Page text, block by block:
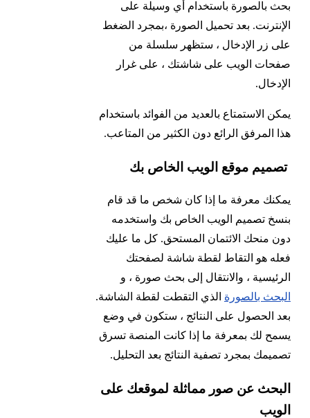
بحث بالصورة باستخدام أي وسيلة على
الإنترنت. بعد تحميل الصورة ،بمجرد الضغط
على زر الإدخال ، ستظهر سلسلة من
صفحات الويب على شاشتك ، على غرار
الإدخال.
يمكن الاستمتاع بالعديد من الفوائد باستخدام
هذا المرفق الرائع دون الكثير من المتاعب.
تصميم موقع الويب الخاص بك
يمكنك معرفة ما إذا كان شخص ما قد قام
بنسخ تصميم الويب الخاص بك واستخدمه
دون منحك الائتمان المستحق. كل ما عليك
فعله هو التقاط لقطة شاشة لصفحتك
الرئيسية ، والانتقال إلى بحث صورة ، و
البحث بالصورة الذي التقطت لقطة الشاشة.
بعد الحصول على النتائج ، ستكون في وضع
يسمح لك بمعرفة ما إذا كانت المنصة تسرق
تصميمك بمجرد تصفية النتائج بعد التحليل.
البحث عن صور مماثلة لموقعك على
الويب